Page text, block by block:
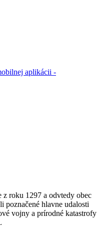
aplikácii -
z roku 1297 a odvtedy obec
poznačené hlavne udalosti
vojny a prírodné katastrofy